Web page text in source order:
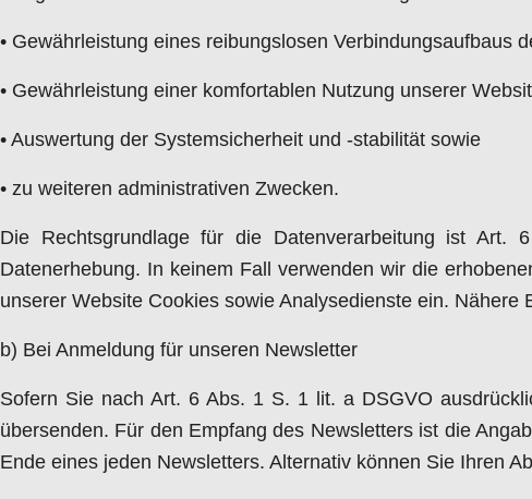
• Gewährleistung eines reibungslosen Verbindungsaufbaus
• Gewährleistung einer komfortablen Nutzung unserer
• Auswertung der Systemsicherheit und -stabilität sowie
• zu weiteren administrativen Zwecken.
Die Rechtsgrundlage für die Datenverarbeitung ist
Datenerhebung. In keinem Fall verwenden wir die
unserer Website Cookies sowie Analysedienste ein.
b) Bei Anmeldung für unseren Newsletter
Sofern Sie nach Art. 6 Abs. 1 S. 1 lit. a DSGVO
übersenden. Für den Empfang des Newsletters ist die
Ende eines jeden Newsletters. Alternativ können Sie Ihren